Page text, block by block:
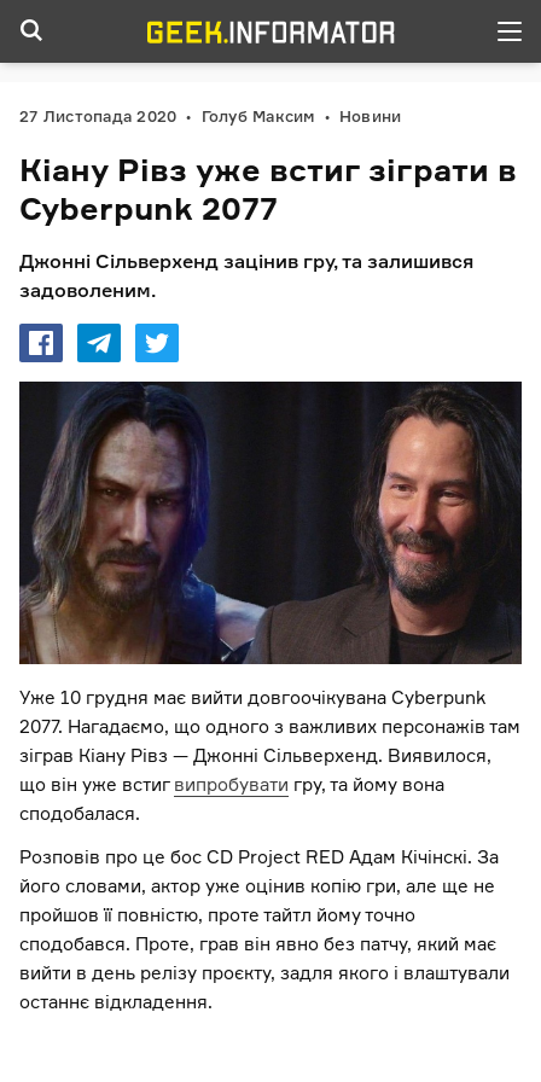
27 Листопада 2020 Голуб Максим Новини
Кіану Рівз уже встиг зіграти в
Cyberpunk 2077
Джонні Сільверхенд зацінив гру, та залишився
задоволеним.
Уже 10 грудня має вийти довгоочікувана Cyberpunk
2077. Нагадаємо, що одного з важливих персонажів там
зіграв Кіану Рівз — Джонні Сільверхенд. Виявилося,
що він уже встиг випробувати гру, та йому вона
сподобалася.
Розповів про це бос CD Project RED Адам Кічінскі. За
його словами, актор уже оцінив копію гри, але ще не
пройшов її повністю, проте тайтл йому точно
сподобався. Проте, грав він явно без патчу, який має
вийти в день релізу проєкту, задля якого і влаштували
останнє відкладення.